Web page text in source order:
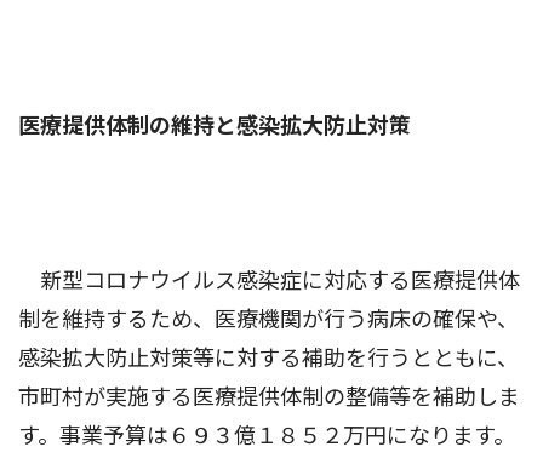
医療提供体制の維持と感染拡大防止対策
新型コロナウイルス感染症に対応する医療提供体
制を維持するため、医療機関が行う病床の確保や、
感染拡大防止対策等に対する補助を行うとともに、
市町村が実施する医療提供体制の整備等を補助しま
す。事業予算は６９３億１８５２万円になります。